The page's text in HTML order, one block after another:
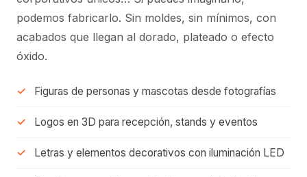
podemos fabricarlo. Sin moldes, sin mínimos, con
acabados que llegan al dorado, plateado o efecto
óxido.
Figuras de personas y mascotas desde fotografías
Logos en 3D para recepción, stands y eventos
Letras y elementos decorativos con iluminación LED